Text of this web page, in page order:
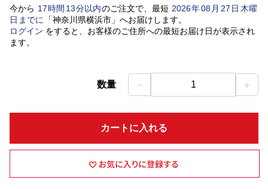
今から 17時間 13分以内のご注文で、最短 2026年08 月 27 日木曜
日 までに 「神奈川県横浜市」 へお届けします。
ログイン をすると、お客様のご住所への最短お届け日が表示され
ます。
数量 － 1 ＋
カートに入れる